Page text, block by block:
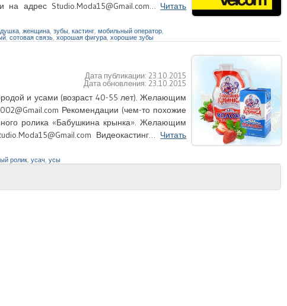
адрес Studio.Moda15@Gmail.com… Читать
, женщина, зубы, кастинг, мобильный оператор,
, сотовая связь, хорошая фигура, хорошие зубы
Дата публикации: 23.10.2015
Дата обновления: 23.10.2015
и усами (возраст 40-55 лет). Желающим
Рекомендации (чем-то похожие
ролика «Бабушкина крынка». Желающим
Видеокастинг… Читать
ролик, усач, усы